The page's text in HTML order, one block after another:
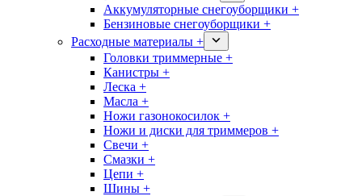
Аккумуляторные снегоуборщики +
Бензиновые снегоуборщики +
Расходные материалы +
Головки триммерные +
Канистры +
Леска +
Масла +
Ножи газонокосилок +
Ножи и диски для триммеров +
Свечи +
Смазки +
Цепи +
Шины +